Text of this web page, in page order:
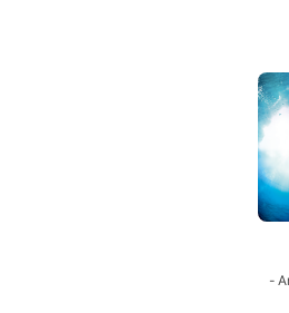
Amasea, 07052 San Teodoro, SS -